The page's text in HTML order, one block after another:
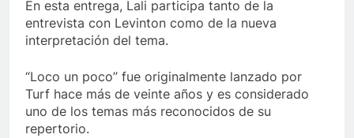
En esta entrega, Lali participa tanto de la
entrevista con Levinton como de la nueva
interpretación del tema.
“Loco un poco” fue originalmente lanzado por
Turf hace más de veinte años y es considerado
uno de los temas más reconocidos de su
repertorio.